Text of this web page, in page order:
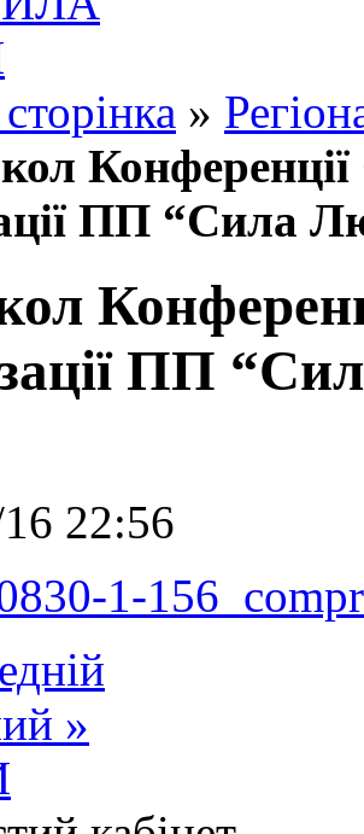
»
Конференції
ПП “Сила
ПП
22:56
1-
»